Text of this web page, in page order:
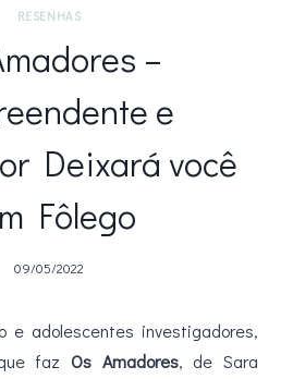
RESENHAS
–
e
Deixará você
Fôlego
09/05/2022
e adolescentes investigadores,
faz Os Amadores, de Sara